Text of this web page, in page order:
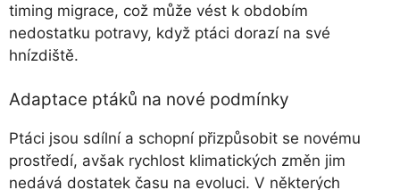
timing migrace, což může vést k obdobím
nedostatku potravy, když ptáci dorazí na své
hnízdiště.
Adaptace ptáků na nové podmínky
Ptáci jsou sdílní a schopní přizpůsobit se novému
prostředí, avšak rychlost klimatických změn jim
nedává dostatek času na evoluci. V některých